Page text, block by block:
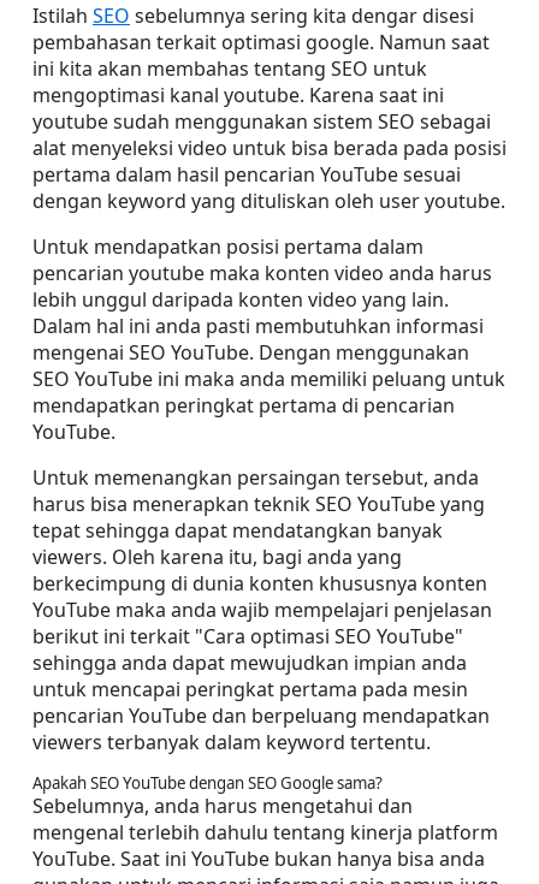
Istilah SEO sebelumnya sering kita dengar disesi
pembahasan terkait optimasi google. Namun saat
ini kita akan membahas tentang SEO untuk
mengoptimasi kanal youtube. Karena saat ini
youtube sudah menggunakan sistem SEO sebagai
alat menyeleksi video untuk bisa berada pada posisi
pertama dalam hasil pencarian YouTube sesuai
dengan keyword yang dituliskan oleh user youtube.
Untuk mendapatkan posisi pertama dalam
pencarian youtube maka konten video anda harus
lebih unggul daripada konten video yang lain.
Dalam hal ini anda pasti membutuhkan informasi
mengenai SEO YouTube. Dengan menggunakan
SEO YouTube ini maka anda memiliki peluang untuk
mendapatkan peringkat pertama di pencarian
YouTube.
Untuk memenangkan persaingan tersebut, anda
harus bisa menerapkan teknik SEO YouTube yang
tepat sehingga dapat mendatangkan banyak
viewers. Oleh karena itu, bagi anda yang
berkecimpung di dunia konten khususnya konten
YouTube maka anda wajib mempelajari penjelasan
berikut ini terkait "Cara optimasi SEO YouTube"
sehingga anda dapat mewujudkan impian anda
untuk mencapai peringkat pertama pada mesin
pencarian YouTube dan berpeluang mendapatkan
viewers terbanyak dalam keyword tertentu.
Apakah SEO YouTube dengan SEO Google sama?
Sebelumnya, anda harus mengetahui dan
mengenal terlebih dahulu tentang kinerja platform
YouTube. Saat ini YouTube bukan hanya bisa anda